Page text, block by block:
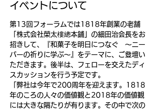
イベントについて
第13回フォーラムでは1818年創業の老舗
「株式会社榮太樓總本鋪」の細田治会長をお
招きして、『和菓子を明日につなぐ　～ニー
バーの祈りに学ぶ～』をテーマに、ご登壇い
ただきます。後半は、フェローを交えたディ
スカッションを行う予定です。
「弊社は今年で200周年を迎えます。1818
年のころの人々の価値観と2018年の価値観
には大きな隔たりが有ります。その中で次の